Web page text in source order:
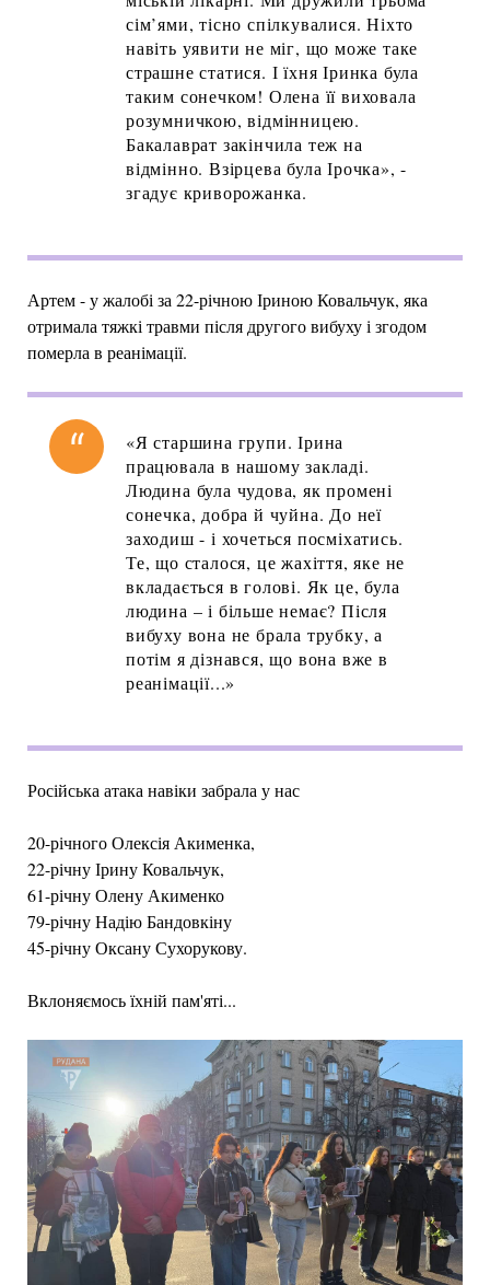
сім’ями, тісно спілкувалися. Ніхто
навіть уявити не міг, що може таке
страшне статися. І їхня Іринка була
таким сонечком! Олена її виховала
розумничкою, відмінницею.
Бакалаврат закінчила теж на
відмінно. Взірцева була Ірочка», -
згадує криворожанка.
Артем - у жалобі за 22-річною Іриною Ковальчук, яка
отримала тяжкі травми після другого вибуху і згодом
померла в реанімації.
«Я старшина групи. Ірина
працювала в нашому закладі.
Людина була чудова, як промені
сонечка, добра й чуйна. До неї
заходиш - і хочеться посміхатись.
Те, що сталося, це жахіття, яке не
вкладається в голові. Як це, була
людина – і більше немає? Після
вибуху вона не брала трубку, а
потім я дізнався, що вона вже в
реанімації...»
Російська атака навіки забрала у нас
20-річного Олексія Акименка,
22-річну Ірину Ковальчук,
61-річну Олену Акименко
79-річну Надію Бандовкіну
45-річну Оксану Сухорукову.
Вклоняємось їхній пам'яті...